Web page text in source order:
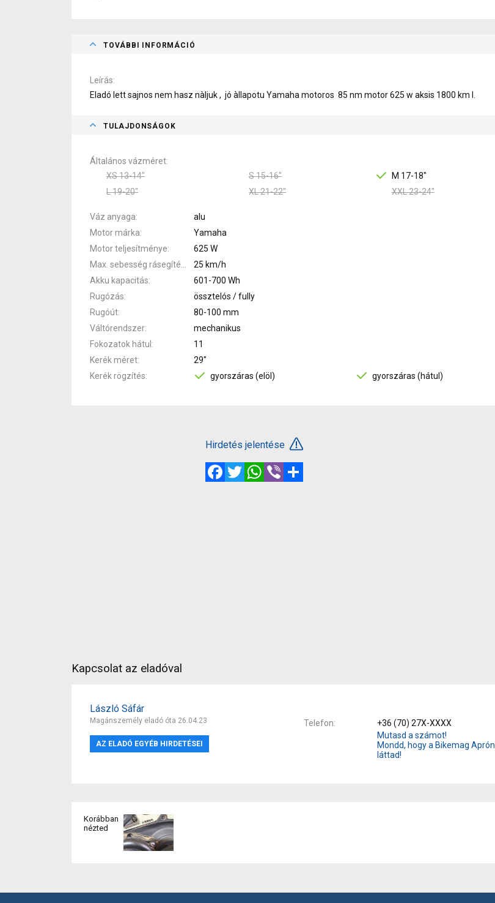
TOVÁBBI INFORMÁCIÓ
Leírás
Eladó lett sajnos nem hasz nàljuk , jó àllapotu Yamaha motoros 85 nm motor 625 w aksis 1800 km l.
TULAJDONSÁGOK
Általános vázméret
XS 13-14"
S 15-16"
M 17-18"
L 19-20"
XL 21-22" XXL 23-24"
Váz anyaga
alu
Motor márka
Yamaha
Motor teljesítménye
625 W
25 km/h
Akku kapacitás
601-700 Wh
Rugózás
össztelós / fully
Rugóút
80-100 mm
Váltórendszer
mechanikus
Fokozatok hátul
11
Kerék méret
29"
Kerék rögzítés
gyorszáras (elöl) gyorszáras (hátul)
Hirdetés jelentése
FacebookTwitterWhatsApp
Viber
Kapcsolat az eladóval
László Sáfár
Magánszemély eladó óta 26.04.23
AZ ELADÓ EGYÉB HIRDETÉSEI
Telefon
+36 (70) 27X-XXXX
Mutasd a számot!
Mondd, hogy a Bikemag Aprón
láttad!
Korábban
nézted